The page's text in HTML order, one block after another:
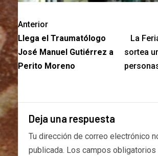
Anterior
Llega el Traumatólogo
José Manuel Gutiérrez a
Perito Moreno
La
sortea
Deja una respuesta
Tu dirección de correo electrónico
publicada. Los campos obligatorios